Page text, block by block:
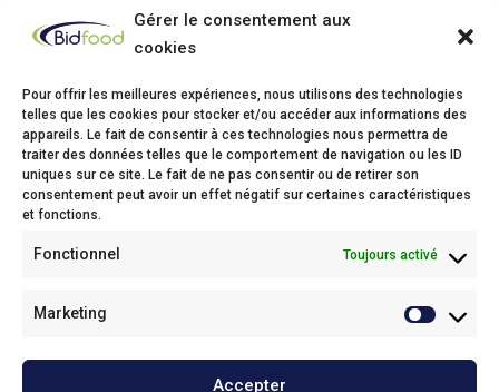
Gérer le consentement aux
cookies
Pour offrir les meilleures expériences, nous utilisons des technologies
telles que les cookies pour stocker et/ou accéder aux informations des
appareils. Le fait de consentir à ces technologies nous permettra de
traiter des données telles que le comportement de navigation ou les ID
uniques sur ce site. Le fait de ne pas consentir ou de retirer son
consentement peut avoir un effet négatif sur certaines caractéristiques
et fonctions.
Fonctionnel Toujours activé
Marketing
Accepter
Bidfood Thuin
Avenue Deli XL, 1
Phone: +32(0)71/25 68 11
Email:info@bidfood.be